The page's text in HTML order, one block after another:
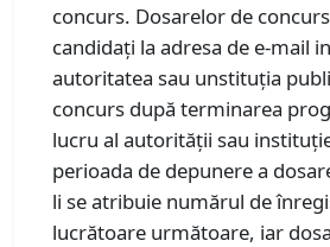
concurs. Dosarelor de
candidați la adresa de e-mail
autoritatea sau unstituția
concurs după terminarea
lucru al autorității sau
perioada de depunere a
li se atribuie numărul de
lucrătoare următoare, iar